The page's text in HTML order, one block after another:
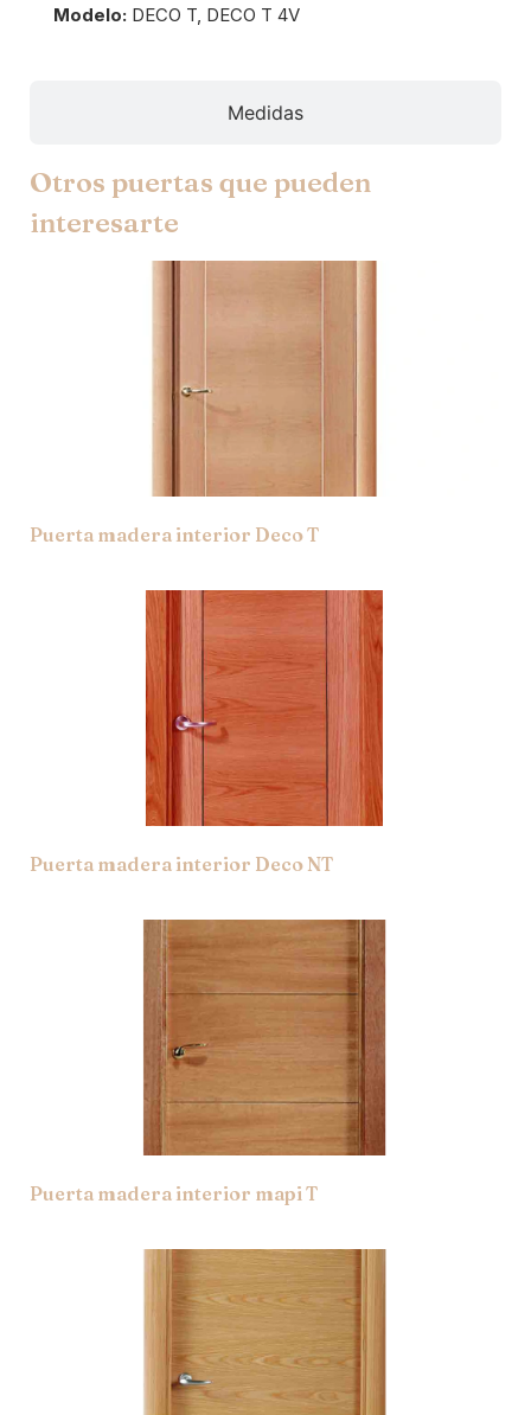
Medidas
Modelo: DECO T, DECO T 4V
Otros puertas que pueden
interesarte
Puerta madera interior Deco T
Puerta madera interior Deco NT
Puerta madera interior mapi T